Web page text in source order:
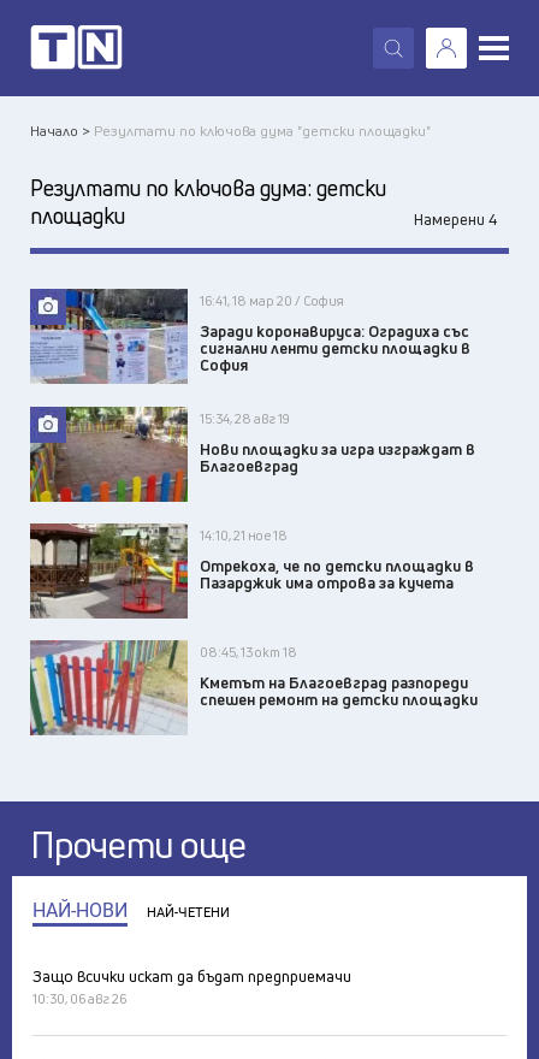
X
Начало > Резултати по ключова дума "детски площадки"
Резултати по ключова дума: детски
площадки
Намерени 4
16:41, 18 мар 20 / София
Заради коронавируса: Оградиха със
сигнални ленти детски площадки в
София
15:34, 28 авг 19
Нови площадки за игра изграждат в
Благоевград
14:10, 21 ное 18
Отрекоха, че по детски площадки в
Пазарджик има отрова за кучета
08:45, 13 окт 18
Кметът на Благоевград разпореди
спешен ремонт на детски площадки
Прочети още
НАЙ-НОВИ НАЙ-ЧЕТЕНИ
Защо всички искат да бъдат предприемачи
10:30, 06 авг 26